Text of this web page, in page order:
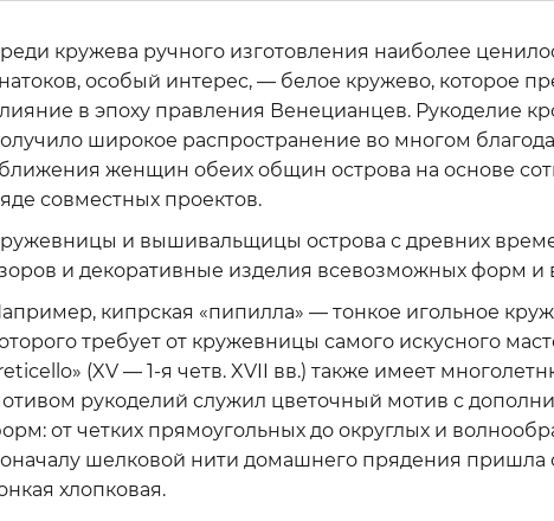
кружева ручного изготовления наиболее
особый интерес, — белое кружево, которое
в эпоху правления Венецианцев. Рукоделие
широкое распространение во многом
женщин обеих общин острова на основе
совместных проектов.
и вышивальщицы острова с древних
и декоративные изделия всевозможных форм и
кипрская «пипилла» — тонкое игольное
требует от кружевницы самого искусного
(XV — 1-я четв. XVII вв.) также имеет
рукоделий служил цветочный мотив с
от четких прямоугольных до округлых и
шелковой нити домашнего прядения пришла
хлопковая.